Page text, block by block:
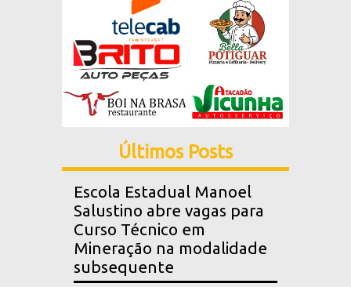
Últimos Posts
Escola Estadual Manoel
Salustino abre vagas para
Curso Técnico em
Mineração na modalidade
subsequente